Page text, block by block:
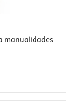
manualidades